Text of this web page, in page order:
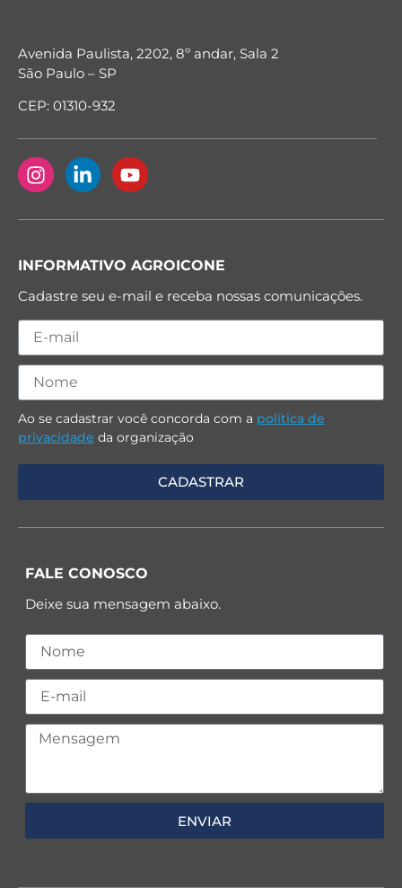
Avenida Paulista, 2202, 8º andar, Sala 2
São Paulo – SP
CEP: 01310-932
INFORMATIVO AGROICONE
Cadastre seu e-mail e receba nossas comunicações.
Ao se cadastrar você concorda com a política de
privacidade da organização
FALE CONOSCO
Deixe sua mensagem abaixo.
ENVIAR